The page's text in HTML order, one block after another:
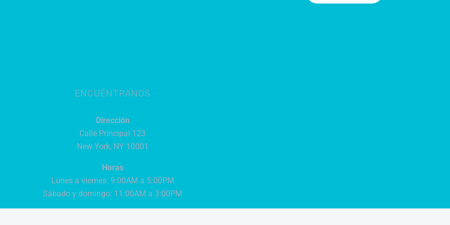
ENCUÉNTRANOS
Dirección
Calle Principal 123
New York, NY 10001
Horas
Lunes a viernes: 9:00AM a 5:00PM
Sábado y domingo: 11:00AM a 3:00PM